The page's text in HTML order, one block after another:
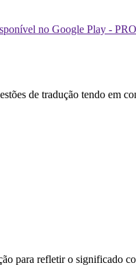
de tradução tendo em
para refletir o significado